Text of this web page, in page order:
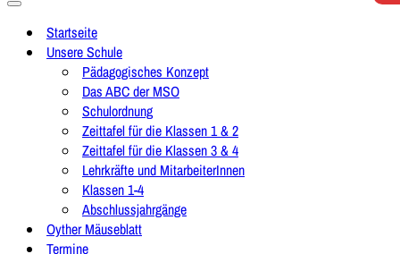
Navigationsmenü
Startseite
Unsere Schule
Pädagogisches Konzept
Das ABC der MSO
Schulordnung
Zeittafel für die Klassen 1 & 2
Zeittafel für die Klassen 3 & 4
Lehrkräfte und MitarbeiterInnen
Klassen 1-4
Abschlussjahrgänge
Oyther Mäuseblatt
Termine